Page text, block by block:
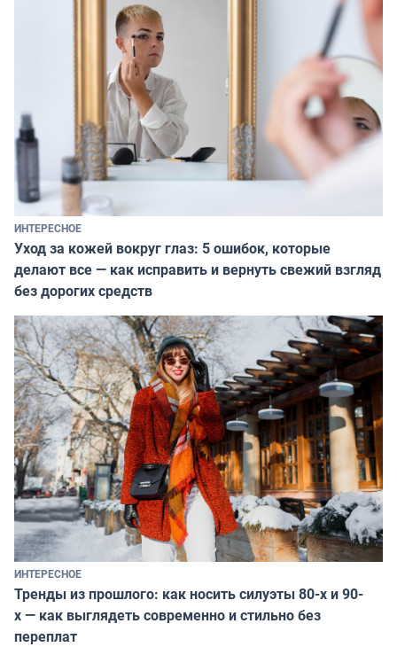
ИНТЕРЕСНОЕ
Уход за кожей вокруг глаз: 5 ошибок, которые
делают все — как исправить и вернуть свежий взгляд
без дорогих средств
ИНТЕРЕСНОЕ
Тренды из прошлого: как носить силуэты 80-х и 90-
х — как выглядеть современно и стильно без
переплат